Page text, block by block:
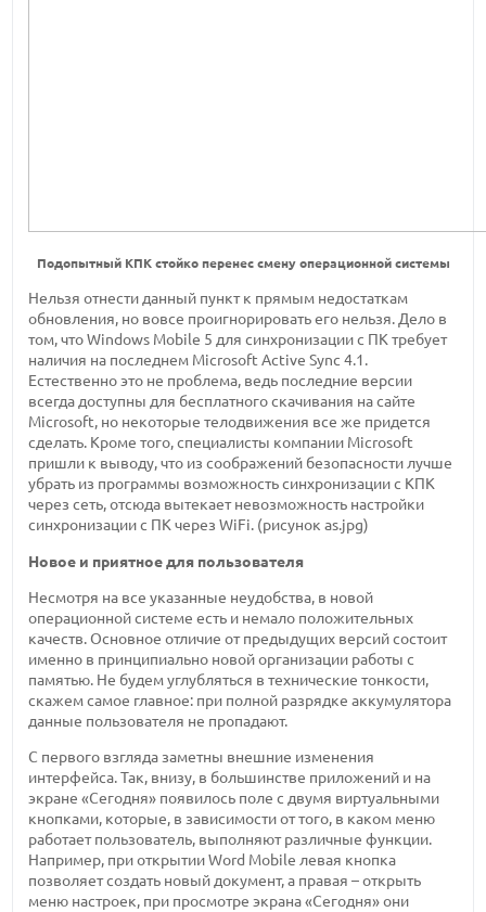
Подопытный КПК стойко перенес смену операционной системы
Нельзя отнести данный пункт к прямым недостаткам
обновления, но вовсе проигнорировать его нельзя. Дело в
том, что Windows Mobile 5 для синхронизации с ПК требует
наличия на последнем Microsoft Active Sync 4.1.
Естественно это не проблема, ведь последние версии
всегда доступны для бесплатного скачивания на сайте
Microsoft, но некоторые телодвижения все же придется
сделать. Кроме того, специалисты компании Microsoft
пришли к выводу, что из соображений безопасности лучше
убрать из программы возможность синхронизации с КПК
через сеть, отсюда вытекает невозможность настройки
синхронизации с ПК через WiFi. (рисунок as.jpg)
Новое и приятное для пользователя
Несмотря на все указанные неудобства, в новой
операционной системе есть и немало положительных
качеств. Основное отличие от предыдущих версий состоит
именно в принципиально новой организации работы с
памятью. Не будем углубляться в технические тонкости,
скажем самое главное: при полной разрядке аккумулятора
данные пользователя не пропадают.
С первого взгляда заметны внешние изменения
интерфейса. Так, внизу, в большинстве приложений и на
экране «Сегодня» появилось поле с двумя виртуальными
кнопками, которые, в зависимости от того, в каком меню
работает пользователь, выполняют различные функции.
Например, при открытии Word Mobile левая кнопка
позволяет создать новый документ, а правая – открыть
меню настроек, при просмотре экрана «Сегодня» они